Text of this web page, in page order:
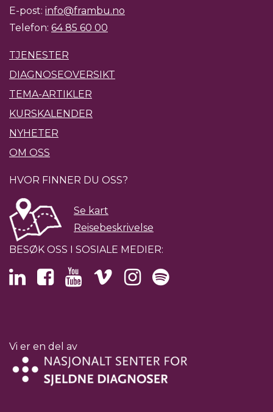
E-post: info@frambu.no
Telefon: 64 85 60 00
TJENESTER
DIAGNOSEOVERSIKT
TEMA-ARTIKLER
KURSKALENDER
NYHETER
OM OSS
HVOR FINNER DU OSS?
Se kart
Reisebeskrivelse
BESØK OSS I SOSIALE MEDIER:
Vi er en del av